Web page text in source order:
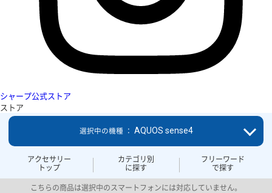
シャープ公式ストア
ストア
アクセサリー
トップ
カテゴリ別
に探す
フリーワード
で探す
選択中の機種 ： AQUOS sense4
こちらの商品は選択中のスマートフォンには対応していません。